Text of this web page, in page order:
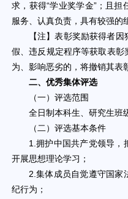
求，获得“学业奖学金”；且
服务、认真负责，具有较强的
【注】表彰奖励获得者
假、违反规定程序等获取表
为、影响恶劣的，将撤销其表
二、优秀集体评选
（一）评选范围
全日制本科生、研究生班
（二）评选基本条件
1.拥护中国共产党领导，
开展思想理论学习；
2.集体成员自觉遵守国家
纪行为；